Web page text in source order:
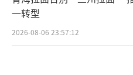
吸引力的水平。投资
先是中国科技类公司
一转型
2026-08-06 23:57:12